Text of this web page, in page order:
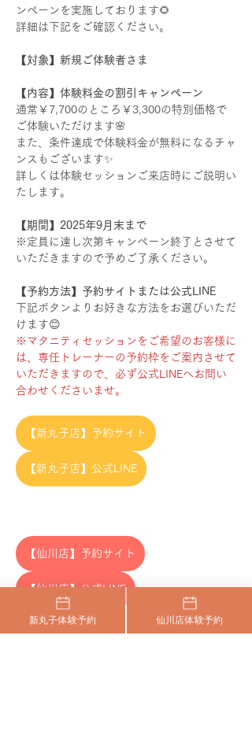
Previous Next
ンペーンを実施しております🌻
詳細は下記をご確認ください。
【対象】新規ご体験者さま
【内容】体験料金の割引キャンペーン
通常￥7,700のところ￥3,300の特別価格で
ご体験いただけます🌸
また、条件達成で体験料金が無料になるチャ
ンスもございます✨
詳しくは体験セッションご来店時にご説明い
たします。
【期間】2025年9月末まで
※定員に達し次第キャンペーン終了とさせて
いただきますので予めご了承ください。
【予約方法】予約サイトまたは公式LINE
下記ボタンよりお好きな方法をお選びいただ
けます😊
※マタニティセッションをご希望のお客様に
は、専任トレーナーの予約枠をご案内させて
いただきますので、必ず公式LINEへお問い
合わせくださいませ。
【新丸子店】予約サイト
【新丸子店】公式LINE
【仙川店】予約サイト
【仙川店】公式LINE
新丸子体験予約 仙川店体験予約